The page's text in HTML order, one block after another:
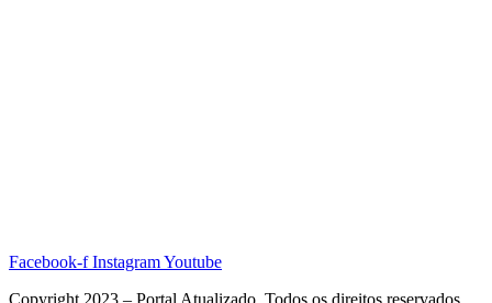
Facebook-f InstagramYoutube
Copyright 2023 – Portal Atualizado. Todos os direitos reservados